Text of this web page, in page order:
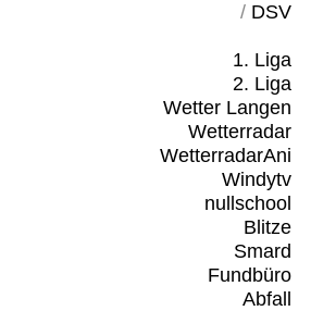
/ DSV
1. Liga
2. Liga
Wetter Langen
Wetterradar
WetterradarAni
Windytv
nullschool
Blitze
Smard
Fundbüro
Abfall